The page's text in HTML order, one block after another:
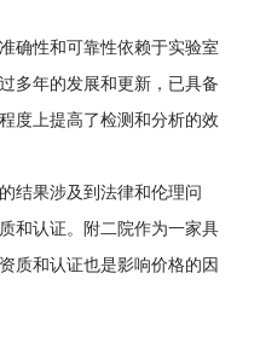
确性和可靠性依赖于实验室
多年的发展和更新，已具备
度上提高了检测和分析的效
结果涉及到法律和伦理问
和认证。附二院作为一家具
质和认证也是影响价格的因